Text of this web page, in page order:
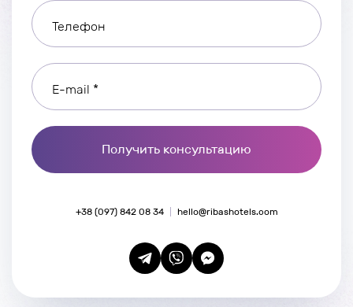
Телефон
E-mail *
Получить консультацию
+38 (097) 842 08 34 hello@ribashotels.com